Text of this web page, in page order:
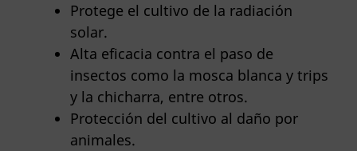
Protege el cultivo de la radiación
solar.
Alta eficacia contra el paso de
insectos como la mosca blanca y trips
y la chicharra, entre otros.
Protección del cultivo al daño por
animales.